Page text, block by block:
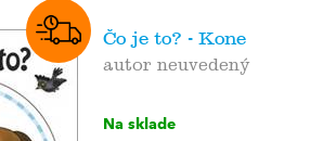
Čo je to? - Kone
autor neuvedený
Na sklade